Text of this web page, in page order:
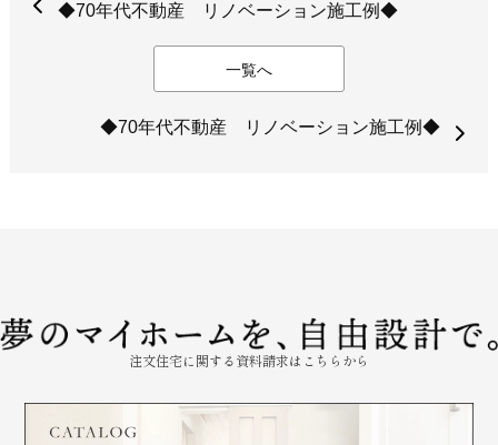
◆70年代不動産 リノベーション施工例◆
一覧へ
◆70年代不動産 リノベーション施工例◆
注文住宅に関する資料請求はこちらから